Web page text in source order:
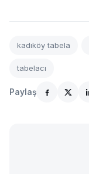
kadıköy tabela
tabelacı
Paylaş